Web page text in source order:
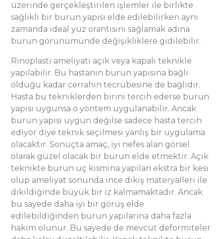
üzerinde gerçekleştirilen işlemler ile birlikte
sağlıklı bir burun yapısı elde edilebilirken aynı
zamanda ideal yüz orantısını sağlamak adına
burun görünümünde değişikliklere gidilebilir.
Rinoplasti ameliyatı açık veya kapalı teknikle
yapılabilir. Bu hastanın burun yapısına bağlı
olduğu kadar cerrahın tecrübesine de bağlıdır.
Hasta bu tekniklerden birini tercih ederse burun
yapısı uygunsa o yöntem uygulanabilir. Ancak
burun yapısı uygun değilse sadece hasta tercih
ediyor diye teknik seçilmesi yanlış bir uygulama
olacaktır. Sonuçta amaç, iyi nefes alan görsel
olarak güzel olacak bir burun elde etmektir. Açık
teknikte burun uç kısmına yapılan ekstra bir kesi
olup ameliyat sonunda ince dikiş materyalleri ile
dikildiğinde büyük bir iz kalmamaktadır. Ancak
bu sayede daha iyi bir görüş elde
edilebildiğinden burun yapılarına daha fazla
hakim olunur. Bu sayede de mevcut deformiteler